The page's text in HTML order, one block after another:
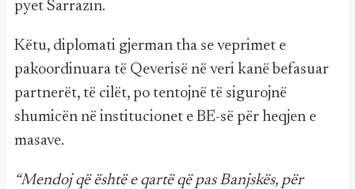
pyet Sarrazin.
Këtu, diplomati gjerman tha se veprimet e
pakoordinuara të Qeverisë në veri kanë befasuar
partnerët, të cilët, po tentojnë të sigurojnë
shumicën në institucionet e BE-së për heqjen e
masave.
“Mendoj që është e qartë që pas Banjskës, për